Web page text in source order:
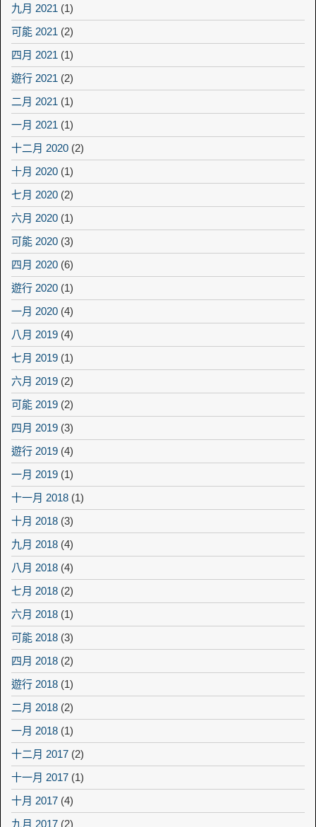
九月 2021 (1)
可能 2021 (2)
四月 2021 (1)
遊行 2021 (2)
二月 2021 (1)
一月 2021 (1)
十二月 2020 (2)
十月 2020 (1)
七月 2020 (2)
六月 2020 (1)
可能 2020 (3)
四月 2020 (6)
遊行 2020 (1)
一月 2020 (4)
八月 2019 (4)
七月 2019 (1)
六月 2019 (2)
可能 2019 (2)
四月 2019 (3)
遊行 2019 (4)
一月 2019 (1)
十一月 2018 (1)
十月 2018 (3)
九月 2018 (4)
八月 2018 (4)
七月 2018 (2)
六月 2018 (1)
可能 2018 (3)
四月 2018 (2)
遊行 2018 (1)
二月 2018 (2)
一月 2018 (1)
十二月 2017 (2)
十一月 2017 (1)
十月 2017 (4)
九月 2017 (2)